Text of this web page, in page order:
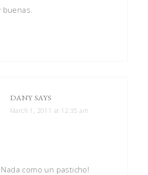
buenas.
DANY SAYS
March 1, 2011 at 12:35 am
como un pasticho!